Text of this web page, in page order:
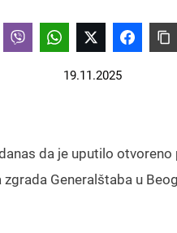
19.11.2025
da je uputilo
Generalštaba u